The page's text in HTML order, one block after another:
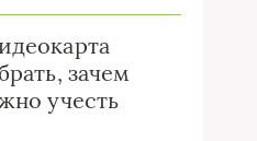
зачем
учесть